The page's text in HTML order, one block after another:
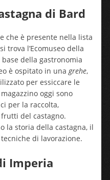
di Bard
che è presente nella lista
trova l’Ecomuseo della
della gastronomia
è ospitato in unagrehe,
per essiccare le
oggi sono
per la raccolta,
del castagno.
la storia della castagna, il
di lavorazione.
Imperia